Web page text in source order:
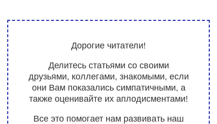
Дорогие читатели!
Делитесь статьями со своими
друзьями, коллегами, знакомыми, если
они Вам показались симпатичными, а
также оценивайте их аплодисментами!
Все это помогает нам развивать наш